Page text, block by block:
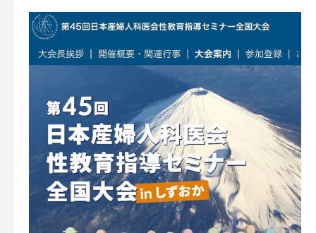
社会生活における自立度評価（SIM）
ご相談申し込み
放課後等デイサービス
利用案内
自己評価表・支援プログラム
よくある質問
ご相談申し込み
スタッフ紹介